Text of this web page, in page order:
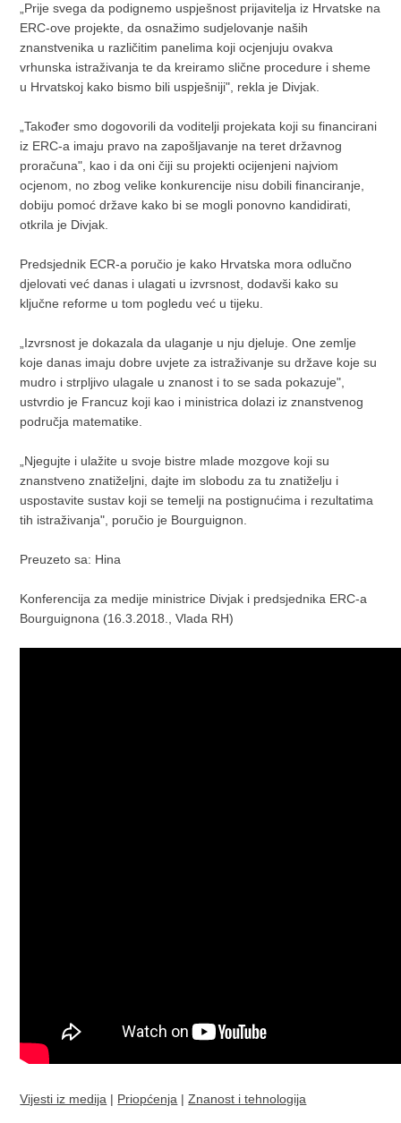
„Prije svega da podignemo uspješnost prijavitelja iz Hrvatske na
ERC-ove projekte, da osnažimo sudjelovanje naših
znanstvenika u različitim panelima koji ocjenjuju ovakva
vrhunska istraživanja te da kreiramo slične procedure i sheme
u Hrvatskoj kako bismo bili uspješniji", rekla je Divjak.
„Također smo dogovorili da voditelji projekata koji su financirani
iz ERC-a imaju pravo na zapošljavanje na teret državnog
proračuna", kao i da oni čiji su projekti ocijenjeni najviom
ocjenom, no zbog velike konkurencije nisu dobili financiranje,
dobiju pomoć države kako bi se mogli ponovno kandidirati,
otkrila je Divjak.
Predsjednik ECR-a poručio je kako Hrvatska mora odlučno
djelovati već danas i ulagati u izvrsnost, dodavši kako su
ključne reforme u tom pogledu već u tijeku.
„Izvrsnost je dokazala da ulaganje u nju djeluje. One zemlje
koje danas imaju dobre uvjete za istraživanje su države koje su
mudro i strpljivo ulagale u znanost i to se sada pokazuje",
ustvrdio je Francuz koji kao i ministrica dolazi iz znanstvenog
područja matematike.
„Njegujte i ulažite u svoje bistre mlade mozgove koji su
znanstveno znatiželjni, dajte im slobodu za tu znatiželju i
uspostavite sustav koji se temelji na postignućima i rezultatima
tih istraživanja", poručio je Bourguignon.
Preuzeto sa: Hina
Konferencija za medije ministrice Divjak i predsjednika ERC-a
Bourguignona (16.3.2018., Vlada RH)
Vijesti iz medija | Priopćenja |Znanost i tehnologija